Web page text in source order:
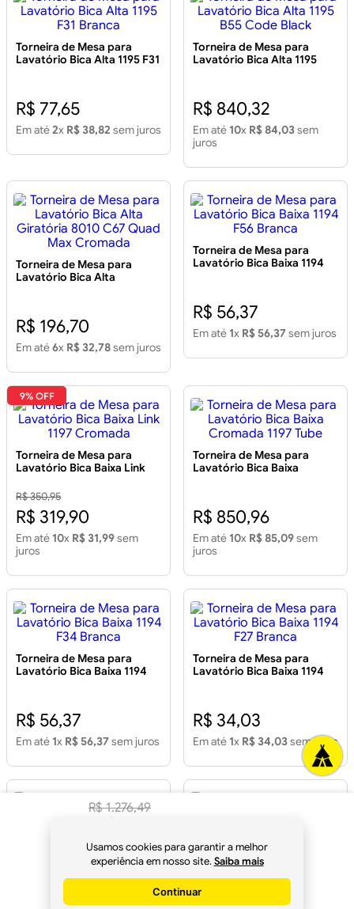
Usamos cookies para garantir a melhor
experiência em nosso site. Saiba mais
Continuar
R$ 1.276,49
vista noPix
Comprar
Torneira de Mesa para
Lavatório Bica Alta 1195 F31
R$ 77,65
Em até2x R$ 38,82 sem juros
Torneira de Mesa para
Lavatório Bica Alta 1195
R$ 840,32
Em até 10x R$ 84,03sem
juros
Torneira de Mesa para
Lavatório Bica Alta
R$ 196,70
Em até6x R$ 32,78sem juros
Torneira de Mesa para
Lavatório Bica Baixa 1194
R$ 56,37
Em até 1x R$ 56,37 sem juros
9% OFF
Torneira de Mesa para
Lavatório Bica Baixa Link
R$ 350,95
R$ 319,90
Em até 10x R$ 31,99sem
juros
Torneira de Mesa para
Lavatório Bica Baixa
R$ 850,96
Em até 10x R$ 85,09sem
juros
Torneira de Mesa para
Lavatório Bica Baixa 1194
R$ 56,37
Em até 1x R$ 56,37 sem juros
Torneira de Mesa para
Lavatório Bica Baixa 1194
R$ 34,03
Em até 1x R$ 34,03sem juros
Torneira de Mesa para
Lavatório Luxo 2010 C65
Torneira de Mesa para
Lavatório Automática 1194